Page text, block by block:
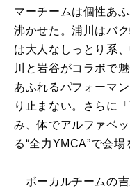
マーチームは個性あ
沸かせた。浦川はバ
は大人なしっとり系
川と岩谷がコラボで
あふれるパフォーマ
り止まない。さらに
み、体でアルファベ
る“全力YMCA”で会場
ボーカルチームの吉